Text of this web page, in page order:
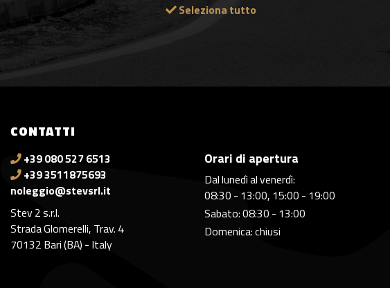
Seleziona tutto
CONTATTI
+39 080 527 6513
+39 3511875693
noleggio@stevsrl.it
Stev 2 s.r.l.
Strada Glomerelli, Trav. 4
70132 Bari (BA) - Italy
Orari di apertura
Dal lunedì al venerdì:
08:30 - 13:00, 15:00 - 19:00
Sabato: 08:30 - 13:00
Domenica: chiusi